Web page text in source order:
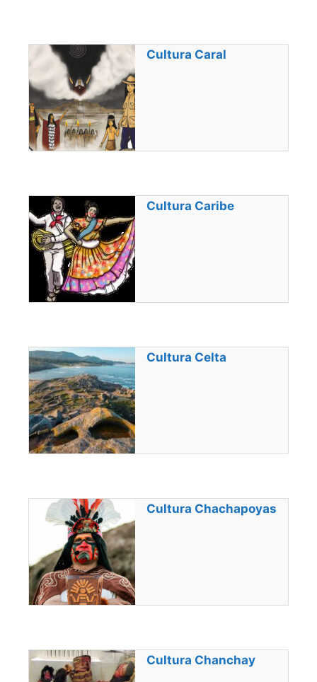
Cultura Caral
Cultura Caribe
Cultura Celta
Cultura Chachapoyas
Cultura Chanchay